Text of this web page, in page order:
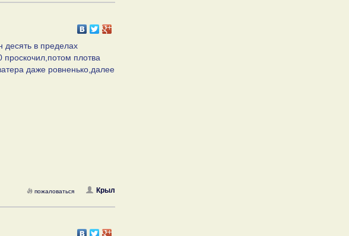
в пределах
плотва
даже ровненько,далее
Крыл
пожаловаться